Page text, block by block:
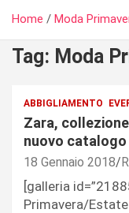
Home Moda
Tag: Moda
ABBIGLIAMENTO
Zara,
nuovo catalogo
18 Gennaio 2018
[galleria
Primavera/